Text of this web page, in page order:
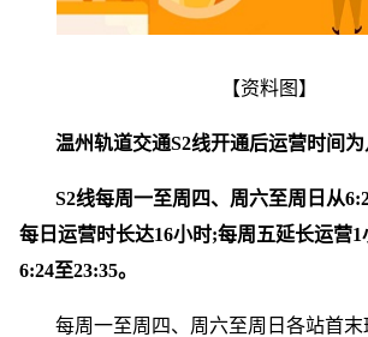
【资料图】
温州轨道交通S2线开通后运营时间为
S2线每周一至周四、周六至周日从
每日运营时长达16小时;每周五延长运营
6:24至23:35。
每周一至周四、周六至周日各站首末